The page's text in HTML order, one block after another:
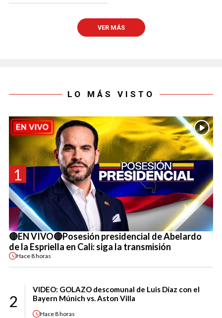
VER MÁS
LO MÁS VISTO
1
🔴EN VIVO🔴Posesión presidencial de Abelardo
de la Espriella en Cali: siga la transmisión
Hace8 horas
2
VIDEO: GOLAZO descomunal de Luis Díaz con el
Bayern Múnich vs. Aston Villa
Hace8 horas